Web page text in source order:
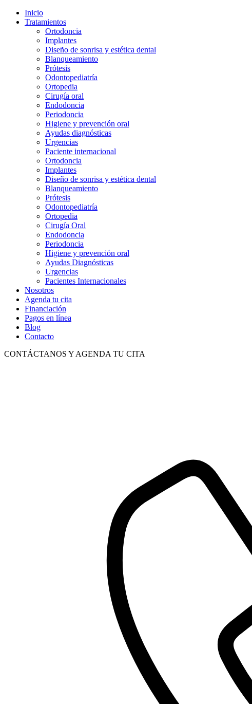
Inicio
Tratamientos
Ortodoncia
Implantes
Diseño de sonrisa y estética dental
Blanqueamiento
Prótesis
Odontopediatría
Ortopedia
Cirugía oral
Endodoncia
Periodoncia
Higiene y prevención oral
Ayudas diagnósticas
Urgencias
Paciente internacional
Ortodoncia
Implantes
Diseño de sonrisa y estética dental
Blanqueamiento
Prótesis
Odontopediatría
Ortopedia
Cirugía Oral
Endodoncia
Periodoncia
Higiene y prevención oral
Ayudas Diagnósticas
Urgencias
Pacientes Internacionales
Nosotros
Agenda tu cita
Financiación
Pagos en línea
Blog
Contacto
CONTÁCTANOS Y AGENDA TU CITA